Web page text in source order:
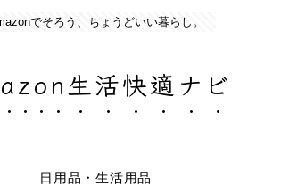
でそろう、ちょうどいい暮らし。
生活快適ナビ
日用品・生活用品